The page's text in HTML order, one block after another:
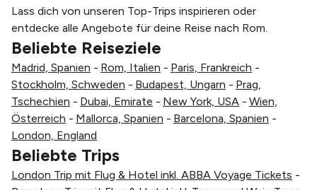
Lass dich von unseren Top-Trips inspirieren oder
entdecke alle Angebote für deine Reise nach Rom.
Beliebte Reiseziele
Madrid, Spanien - Rom, Italien - Paris, Frankreich -
Stockholm, Schweden - Budapest, Ungarn - Prag,
Tschechien - Dubai, Emirate - New York, USA - Wien,
Österreich - Mallorca, Spanien - Barcelona, Spanien -
London, England
Beliebte Trips
London Trip mit Flug & Hotel inkl. ABBA Voyage Tickets -